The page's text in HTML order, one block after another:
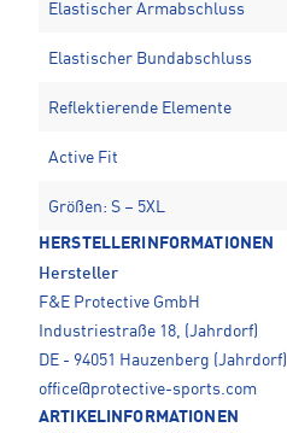
Elastischer Armabschluss
Elastischer Bundabschluss
Reflektierende Elemente
Active Fit
Größen: S – 5XL
HERSTELLERINFORMATIONEN
Hersteller
F&E Protective GmbH
Industriestraße 18, (Jahrdorf)
DE - 94051 Hauzenberg (Jahrdorf)
office@protective-sports.com
ARTIKELINFORMATIONEN